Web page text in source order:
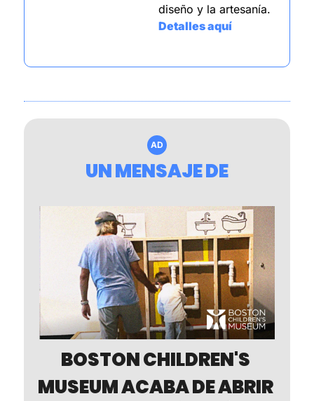
diseño y la artesanía.
Detalles aquí
AD
UN MENSAJE DE
BOSTON CHILDREN'S
MUSEUM ACABA DE ABRIR